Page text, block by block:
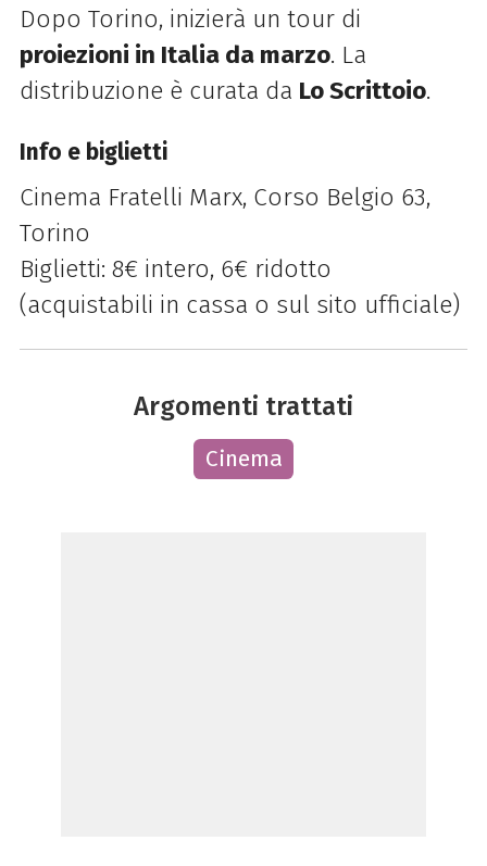
Dopo Torino, inizierà un tour di
proiezioni in Italia da marzo. La
distribuzione è curata da Lo Scrittoio.
Info e biglietti
Cinema Fratelli Marx, Corso Belgio 63,
Torino
Biglietti: 8€ intero, 6€ ridotto
(acquistabili in cassa o sul sito ufficiale)
Argomenti trattati
Cinema